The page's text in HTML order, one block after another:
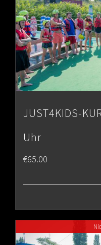
JUST4KIDS-
Uhr
€65.00